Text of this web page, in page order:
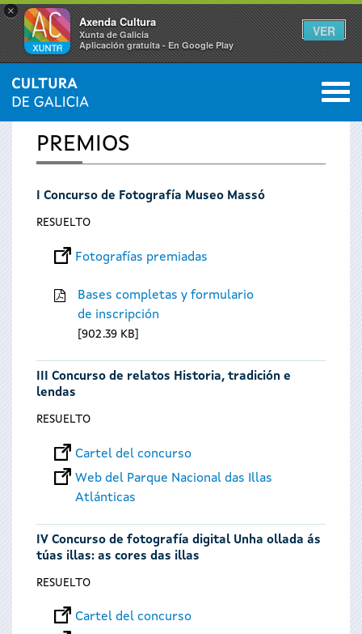
×
Axenda Cultura
Xunta de Galicia
Aplicación gratuíta - En Google Play
VER
Se
encuentra
usted
INICIO 0
PREMIOS
I Concurso de Fotografía Museo Massó
RESUELTO
Fotografías premiadas
Bases completas y formulario
de inscripción
902.39 KB
III Concurso de relatos Historia, tradición e
lendas
RESUELTO
Cartel del concurso
Web del Parque Nacional das Illas
Atlánticas
IV Concurso de fotografía digital Unha ollada ás
túas illas: as cores das illas
RESUELTO
Cartel del concurso